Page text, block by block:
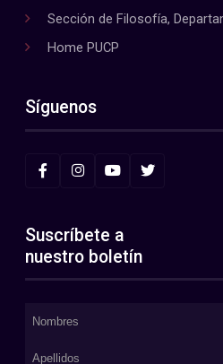
Sección de Filosofía,
Home PUCP
Síguenos
Suscríbete a
nuestro boletín